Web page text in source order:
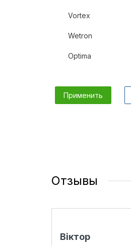
Vortex
Wetron
Optima
Применить
Отзывы
Віктор